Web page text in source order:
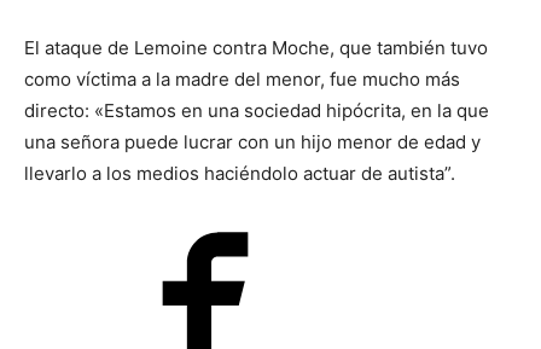
El ataque de Lemoine contra Moche, que también tuvo
como víctima a la madre del menor, fue mucho más
directo: «Estamos en una sociedad hipócrita, en la que
una señora puede lucrar con un hijo menor de edad y
llevarlo a los medios haciéndolo actuar de autista”.